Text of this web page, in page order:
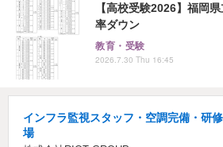
【高校受験2026】福岡
率ダウン
教育・受験
2026.7.30 Thu 16:45
インフラ監視スタッフ・空調完備・研
場